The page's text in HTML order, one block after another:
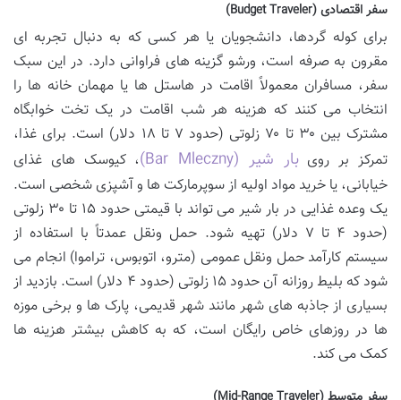
سفر اقتصادی (Budget Traveler)
برای کوله گردها، دانشجویان یا هر کسی که به دنبال تجربه ای
مقرون به صرفه است، ورشو گزینه های فراوانی دارد. در این سبک
سفر، مسافران معمولاً اقامت در هاستل ها یا مهمان خانه ها را
انتخاب می کنند که هزینه هر شب اقامت در یک تخت خوابگاه
مشترک بین ۳۰ تا ۷۰ زلوتی (حدود ۷ تا ۱۸ دلار) است. برای غذا،
تمرکز بر رویبار شیر (Bar Mleczny)
، کیوسک های غذای
خیابانی، یا خرید مواد اولیه از سوپرمارکت ها و آشپزی شخصی است.
یک وعده غذایی در بار شیر می تواند با قیمتی حدود ۱۵ تا ۳۰ زلوتی
(حدود ۴ تا ۷ دلار) تهیه شود. حمل ونقل عمدتاً با استفاده از
سیستم کارآمد حمل ونقل عمومی (مترو، اتوبوس، تراموا) انجام می
شود که بلیط روزانه آن حدود ۱۵ زلوتی (حدود ۴ دلار) است. بازدید از
بسیاری از جاذبه های شهر مانند شهر قدیمی، پارک ها و برخی موزه
ها در روزهای خاص رایگان است، که به کاهش بیشتر هزینه ها
کمک می کند.